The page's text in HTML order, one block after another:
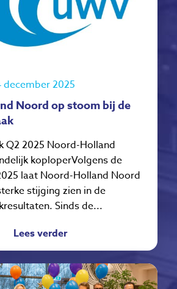
2025
Noord op stoom bij de
Q2 2025 Noord-Holland
koploperVolgens de
laat Noord-Holland Noord
stijging zien in de
Sinds de...
Lees verder